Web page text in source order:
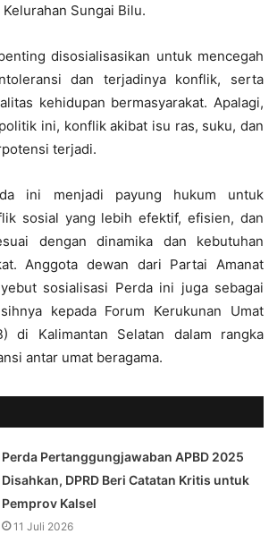
Sungai Bilu.
disosialisasikan untuk mencegah
dan terjadinya konflik, serta
kehidupan bermasyarakat. Apalagi,
ini, konflik akibat isu ras, suku, dan
terjadi.
ini menjadi payung hukum untuk
sosial yang lebih efektif, efisien, dan
dengan dinamika dan kebutuhan
Anggota dewan dari Partai Amanat
sosialisasi Perda ini juga sebagai
kepada Forum Kerukunan Umat
di Kalimantan Selatan dalam rangka
antar umat beragama.
Perda Pertanggungjawaban APBD 2025
Disahkan, DPRD Beri Catatan Kritis untuk
Pemprov Kalsel
11 Juli 2026